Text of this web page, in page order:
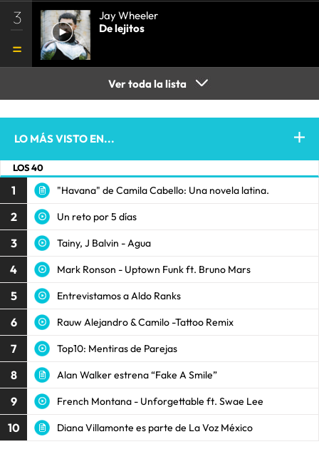
3
Jay Wheeler
De lejitos
Ver toda la lista
LO MÁS VISTO EN...
LOS 40
1 "Havana" de Camila Cabello: Una novela latina.
2 Un reto por 5 días
3 Tainy, J Balvin - Agua
4 Mark Ronson - Uptown Funk ft. Bruno Mars
5 Entrevistamos a Aldo Ranks
6 Rauw Alejandro & Camilo -Tattoo Remix
7 Top10: Mentiras de Parejas
8 Alan Walker estrena “Fake A Smile”
9 French Montana - Unforgettable ft. Swae Lee
10 Diana Villamonte es parte de La Voz México